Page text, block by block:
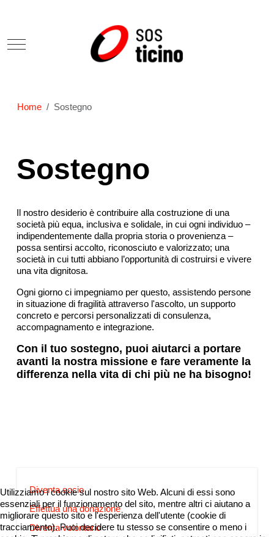
Mobile Menu Toggle
Home Sostegno
Sostegno
Il nostro desiderio è contribuire alla costruzione di una
società più equa, inclusiva e solidale, in cui ogni individuo –
indipendentemente dalla propria storia o provenienza –
possa sentirsi accolto, riconosciuto e valorizzato; una
società in cui tutti abbiano l’opportunità di costruirsi e vivere
una vita dignitosa.
Ogni giorno ci impegniamo per questo, assistendo persone
in situazione di fragilità attraverso l'ascolto, un supporto
concreto e percorsi personalizzati di consulenza,
accompagnamento e integrazione.
Con il tuo sostegno, puoi aiutarci a portare
avanti la nostra missione e fare veramente la
differenza nella vita di chi più ne ha bisogno!
Diventa socio
Effettua una donazione
Diventa volontario
Utilizziamo i cookie sul nostro sito Web. Alcuni di essi sono
essenziali per il funzionamento del sito, mentre altri ci aiutano a
migliorare questo sito e l'esperienza dell'utente (cookie di
tracciamento). Puoi decidere tu stesso se consentire o meno i